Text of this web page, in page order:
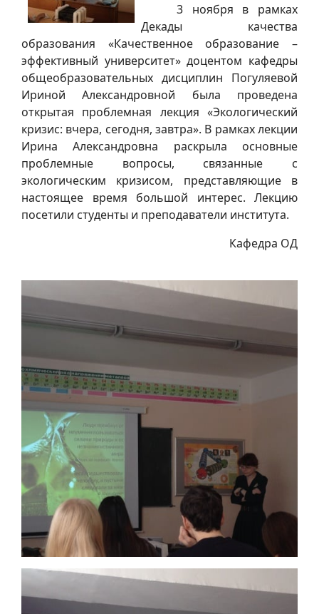
3 ноября в рамках
Декады качества
образования «Качественное образование –
эффективный университет» доцентом кафедры
общеобразовательных дисциплин Погуляевой
Ириной Александровной была проведена
открытая проблемная лекция «Экологический
кризис: вчера, сегодня, завтра». В рамках лекции
Ирина Александровна раскрыла основные
проблемные вопросы, связанные с
экологическим кризисом, представляющие в
настоящее время большой интерес. Лекцию
посетили студенты и преподаватели института.
Кафедра ОД